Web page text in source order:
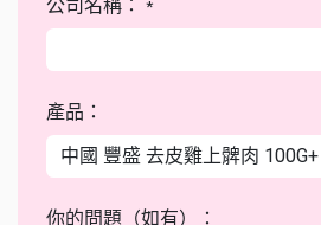
公司名稱： *
產品：
你的問題（如有）：